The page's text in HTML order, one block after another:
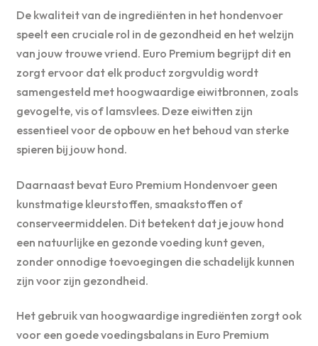
De kwaliteit van de ingrediënten in het hondenvoer
speelt een cruciale rol in de gezondheid en het welzijn
van jouw trouwe vriend. Euro Premium begrijpt dit en
zorgt ervoor dat elk product zorgvuldig wordt
samengesteld met hoogwaardige eiwitbronnen, zoals
gevogelte, vis of lamsvlees. Deze eiwitten zijn
essentieel voor de opbouw en het behoud van sterke
spieren bij jouw hond.
Daarnaast bevat Euro Premium Hondenvoer geen
kunstmatige kleurstoffen, smaakstoffen of
conserveermiddelen. Dit betekent dat je jouw hond
een natuurlijke en gezonde voeding kunt geven,
zonder onnodige toevoegingen die schadelijk kunnen
zijn voor zijn gezondheid.
Het gebruik van hoogwaardige ingrediënten zorgt ook
voor een goede voedingsbalans in Euro Premium